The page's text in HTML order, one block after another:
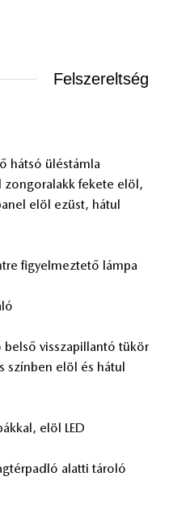
Felszereltség
hát­só ülés­tám­la
fe­ke­te elöl,
elöl ezüst, há­tul
fi­gyel­mez­te­tő lám­pa
vissza­pil­lan­tó tü­kör
szín­ben elöl és há­tul
elöl LED
alat­ti tá­ro­ló